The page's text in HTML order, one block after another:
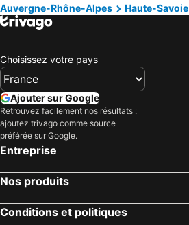
Auvergne-Rhône-Alpes
Haute-Savoie
Choisissez votre pays
Ajouter sur Google
Retrouvez facilement nos résultats :
ajoutez trivago comme source
préférée sur Google.
Entreprise
Nos produits
Conditions et politiques